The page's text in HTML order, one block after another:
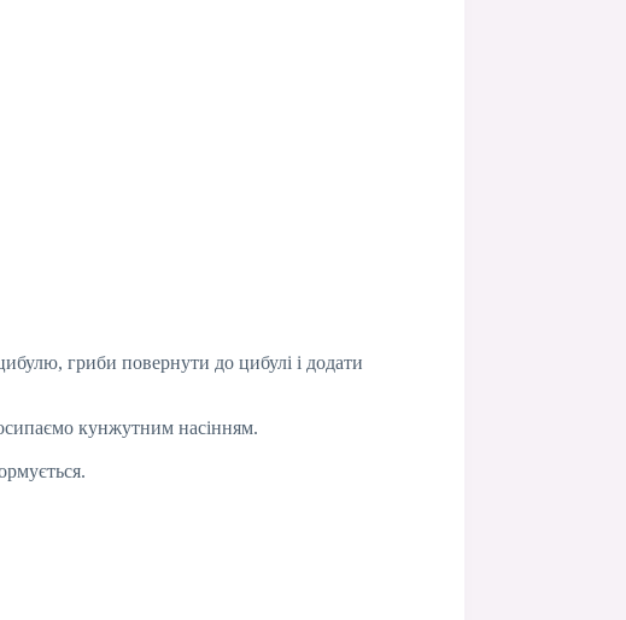
гриби повернути до цибулі і додати
кунжутним насінням.